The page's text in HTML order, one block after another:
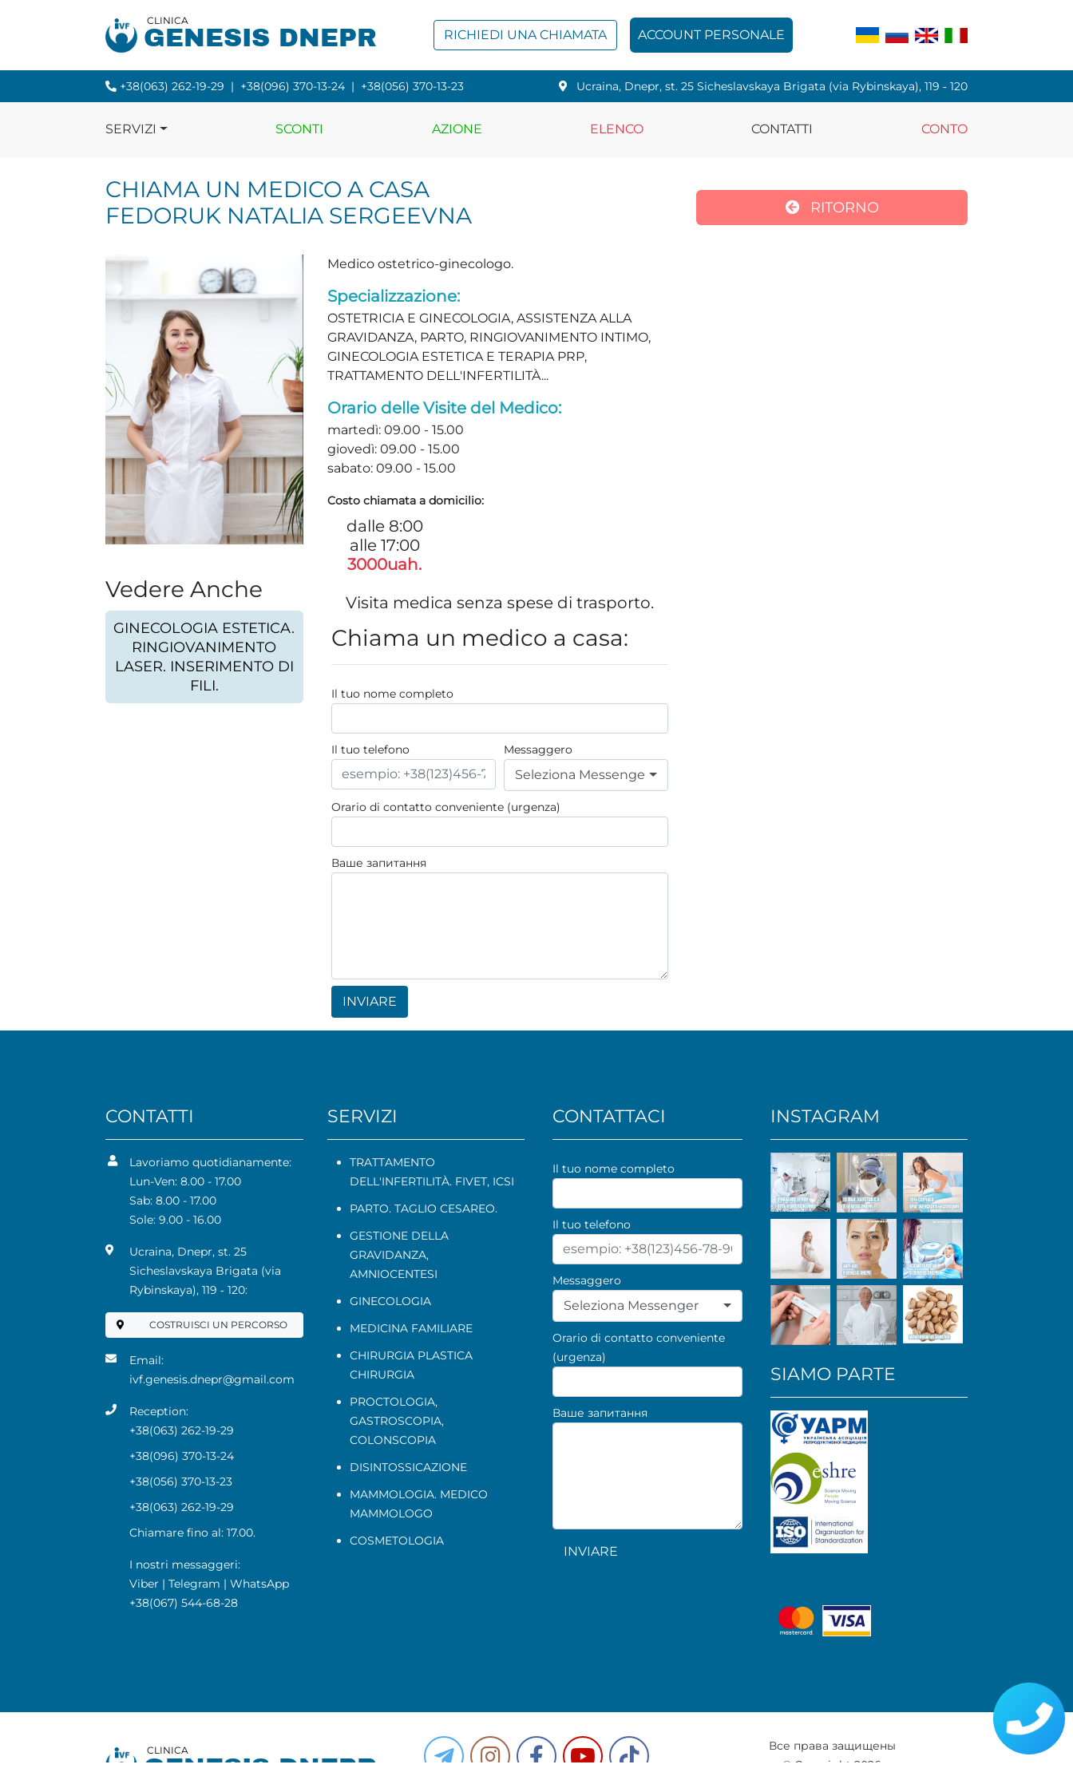
CLINICA
GENESIS DNEPR RICHIEDI UNA CHIAMATA ACCOUNT PERSONALE
+38(063) 262-19-29 | +38(096) 370-13-24 | +38(056) 370-13-23 Ucraina, Dnepr, st. 25 Sicheslavskaya Brigata (via Rybinskaya), 119 ‑ 120
SERVIZI SCONTI AZIONE ELENCO CONTATTI CONTO
CHIAMA UN MEDICO A CASA
FEDORUK NATALIA SERGEEVNA
RITORNO
Vedere Anche
GINECOLOGIA ESTETICA.
RINGIOVANIMENTO
LASER. INSERIMENTO DI
FILI.
Medico ostetrico-ginecologo.
Specializzazione:
OSTETRICIA E GINECOLOGIA, ASSISTENZA ALLA
GRAVIDANZA, PARTO, RINGIOVANIMENTO INTIMO,
GINECOLOGIA ESTETICA E TERAPIA PRP,
TRATTAMENTO DELL'INFERTILITÀ...
Orario delle Visite del Medico:
martedì: 09.00 - 15.00
giovedì: 09.00 - 15.00
sabato: 09.00 - 15.00
Costo chiamata a domicilio:
dalle 8:00
alle 17:00
3000uah.
Visita medica senza spese di trasporto.
Chiama un medico a casa:
Il tuo nome completo
Il tuo telefono Messaggero
Seleziona Messenger
Orario di contatto conveniente (urgenza)
Ваше запитання
INVIARE
CONTATTI
Lavoriamo quotidianamente:
Lun-Ven: 8.00 - 17.00
Sab: 8.00 - 17.00
Sole: 9.00 - 16.00
Ucraina, Dnepr, st. 25
Sicheslavskaya Brigata (via
Rybinskaya), 119 ‑ 120:
COSTRUISCI UN PERCORSO
Email:
ivf.genesis.dnepr@gmail.com
Reception:
+38(063) 262-19-29
+38(096) 370-13-24
+38(056) 370-13-23
+38(063) 262-19-29
Chiamare fino al: 17.00.
I nostri messaggeri:
Viber | Telegram | WhatsApp
+38(067) 544-68-28
SERVIZI
TRATTAMENTO
DELL'INFERTILITÀ. FIVET, ICSI
PARTO. TAGLIO CESAREO.
GESTIONE DELLA
GRAVIDANZA,
AMNIOCENTESI
GINECOLOGIA
MEDICINA FAMILIARE
CHIRURGIA PLASTICA
CHIRURGIA
PROCTOLOGIA,
GASTROSCOPIA,
COLONSCOPIA
DISINTOSSICAZIONE
MAMMOLOGIA. MEDICO
MAMMOLOGO
COSMETOLOGIA
CONTATTACI
Il tuo nome completo
Il tuo telefono
Messaggero
Seleziona Messenger
Orario di contatto conveniente
(urgenza)
Ваше запитання
INVIARE
INSTAGRAM
SIAMO PARTE
CLINICA
GENESIS DNEPR
Все права защищены
© Copyright 2026